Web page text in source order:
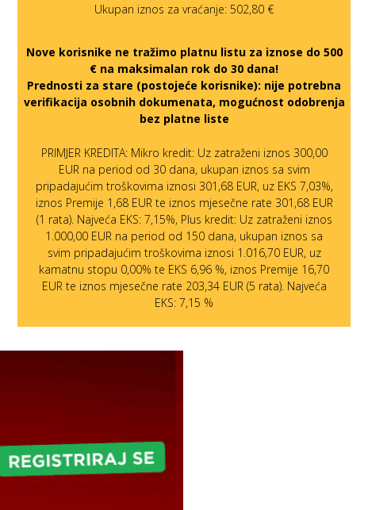
Ukupan iznos za vraćanje: 502,80 €
Nove korisnike ne tražimo platnu listu za iznose do 500
€ na maksimalan rok do 30 dana!
Prednosti za stare (postojeće korisnike): nije potrebna
verifikacija osobnih dokumenata, mogućnost odobrenja
bez platne liste
PRIMJER KREDITA: Mikro kredit: Uz zatraženi iznos 300,00
EUR na period od 30 dana, ukupan iznos sa svim
pripadajućim troškovima iznosi 301,68 EUR, uz EKS 7,03%,
iznos Premije 1,68 EUR te iznos mjesečne rate 301,68 EUR
(1 rata). Najveća EKS: 7,15%, Plus kredit: Uz zatraženi iznos
1.000,00 EUR na period od 150 dana, ukupan iznos sa
svim pripadajućim troškovima iznosi 1.016,70 EUR, uz
kamatnu stopu 0,00% te EKS 6,96 %, iznos Premije 16,70
EUR te iznos mjesečne rate 203,34 EUR (5 rata). Najveća
EKS: 7,15 %